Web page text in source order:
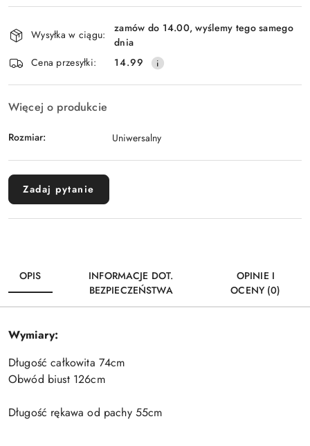
i
dostawa
Wysyłka w ciągu:
zamów do 14.00, wyślemy tego samego
dnia
Cena przesyłki:
14.99
Więcej o produkcie
Rozmiar: Uniwersalny
Zadaj pytanie
OPIS
INFORMACJE DOT.
BEZPIECZEŃSTWA
OPINIE I
OCENY (0)
Wymiary:
Długość całkowita 74cm
Obwód biust 126cm
Długość rękawa od pachy 55cm